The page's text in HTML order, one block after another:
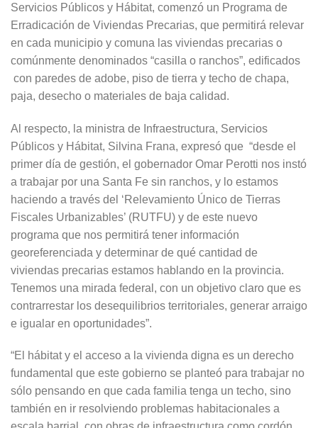
Servicios Públicos y Hábitat, comenzó un Programa de
Erradicación de Viviendas Precarias, que permitirá relevar
en cada municipio y comuna las viviendas precarias o
comúnmente denominados “casilla o ranchos”, edificados
con paredes de adobe, piso de tierra y techo de chapa,
paja, desecho o materiales de baja calidad.
Al respecto, la ministra de Infraestructura, Servicios
Públicos y Hábitat, Silvina Frana, expresó que “desde el
primer día de gestión, el gobernador Omar Perotti nos instó
a trabajar por una Santa Fe sin ranchos, y lo estamos
haciendo a través del ‘Relevamiento Único de Tierras
Fiscales Urbanizables’ (RUTFU) y de este nuevo
programa que nos permitirá tener información
georeferenciada y determinar de qué cantidad de
viviendas precarias estamos hablando en la provincia.
Tenemos una mirada federal, con un objetivo claro que es
contrarrestar los desequilibrios territoriales, generar arraigo
e igualar en oportunidades”.
“El hábitat y el acceso a la vivienda digna es un derecho
fundamental que este gobierno se planteó para trabajar no
sólo pensando en que cada familia tenga un techo, sino
también en ir resolviendo problemas habitacionales a